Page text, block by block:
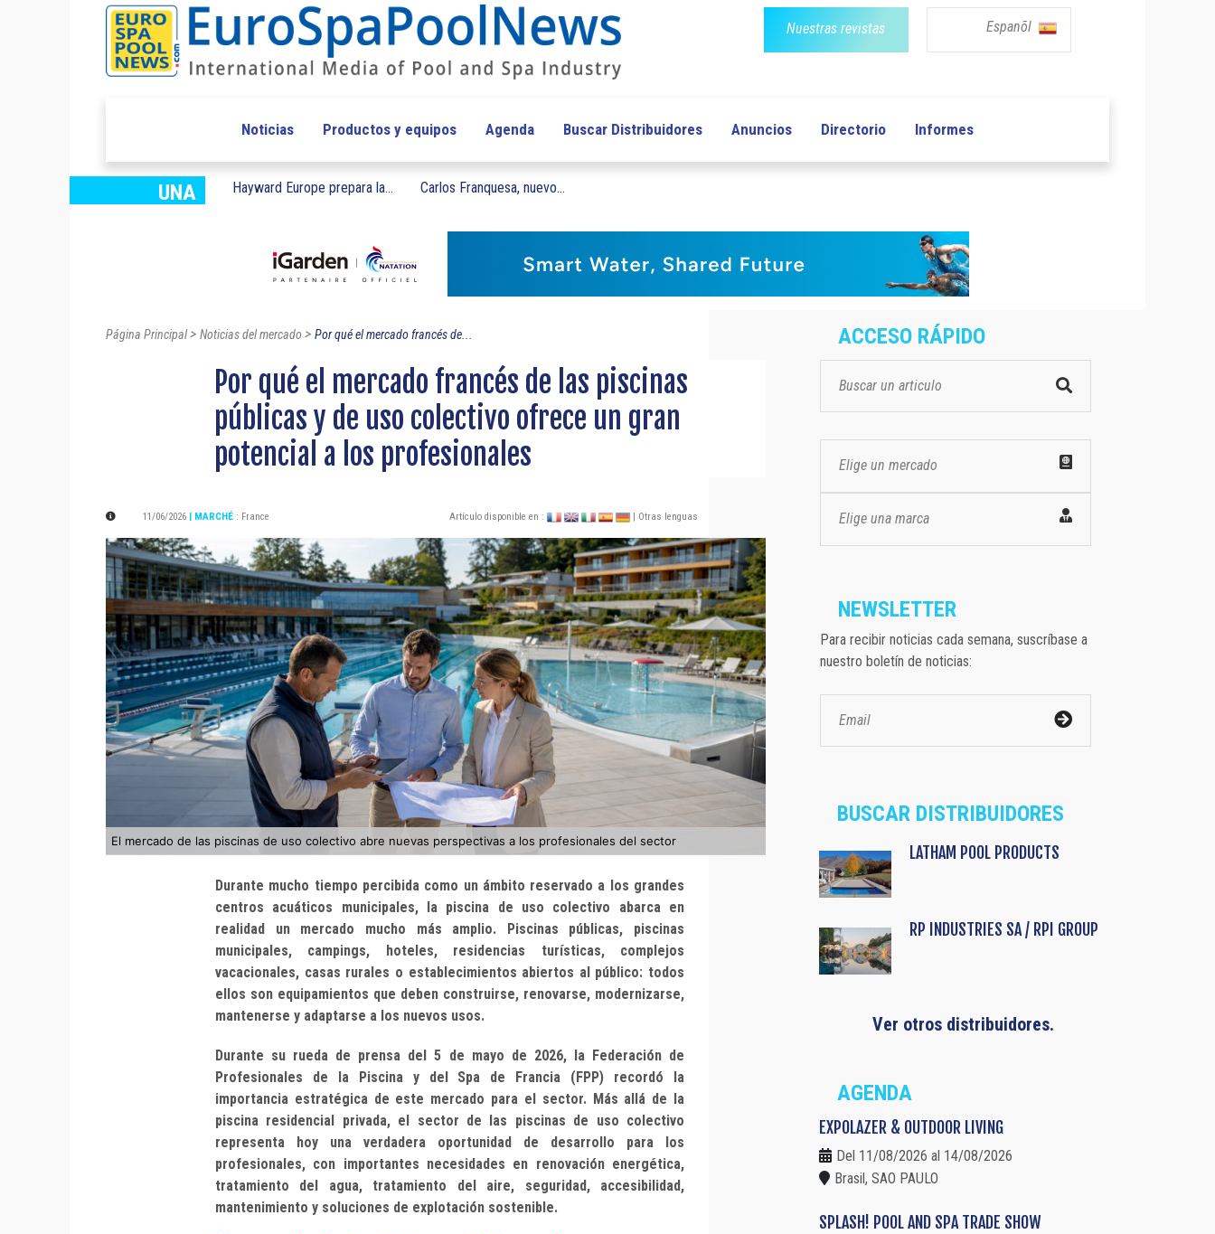
Nuestras revistas Espanõl
Noticias Productos y equipos Agenda Buscar Distribuidores Anuncios Directorio Informes
UNA Hayward Europe prepara la... Carlos Franquesa, nuevo...
Página Principal> Noticias del mercado > Por qué el mercado francés de...
Por qué el mercado francés de las piscinas
públicas y de uso colectivo ofrece un gran
potencial a los profesionales
11/06/2026 | MARCHÉ : France Artículo disponible en : | Otras lenguas
El mercado de las piscinas de uso colectivo abre nuevas perspectivas a los profesionales del sector
Durante mucho tiempo percibida como un ámbito reservado a los grandes
centros acuáticos municipales, la piscina de uso colectivo abarca en
realidad un mercado mucho más amplio. Piscinas públicas, piscinas
municipales, campings, hoteles, residencias turísticas, complejos
vacacionales, casas rurales o establecimientos abiertos al público: todos
ellos son equipamientos que deben construirse, renovarse, modernizarse,
mantenerse y adaptarse a los nuevos usos.
Durante su rueda de prensa del 5 de mayo de 2026, la Federación de
Profesionales de la Piscina y del Spa de Francia (FPP) recordó la
importancia estratégica de este mercado para el sector. Más allá de la
piscina residencial privada, el sector de las piscinas de uso colectivo
representa hoy una verdadera oportunidad de desarrollo para los
profesionales, con importantes necesidades en renovación energética,
tratamiento del agua, tratamiento del aire, seguridad, accesibilidad,
mantenimiento y soluciones de explotación sostenible.
ACCESO RÁPIDO
Elige un mercado
Elige una marca
NEWSLETTER
Para recibir noticias cada semana, suscríbase a
nuestro boletín de noticias:
BUSCAR DISTRIBUIDORES
LATHAM POOL PRODUCTS
RP INDUSTRIES SA / RPI GROUP
Ver otros distribuidores.
AGENDA
EXPOLAZER & OUTDOOR LIVING
Del 11/08/2026 al 14/08/2026
Brasil, SAO PAULO
SPLASH! POOL AND SPA TRADE SHOW